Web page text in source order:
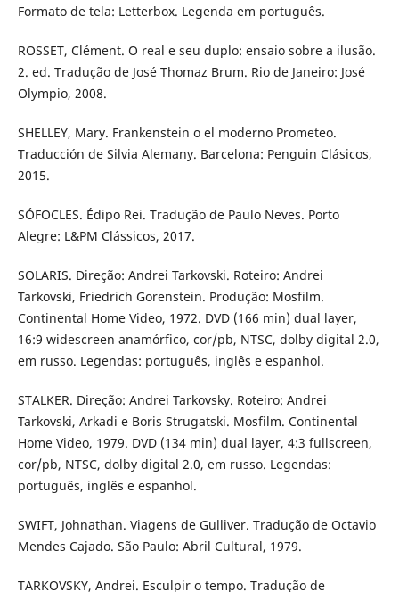
Formato de tela: Letterbox. Legenda em português.
ROSSET, Clément. O real e seu duplo: ensaio sobre a ilusão.
2. ed. Tradução de José Thomaz Brum. Rio de Janeiro: José
Olympio, 2008.
SHELLEY, Mary. Frankenstein o el moderno Prometeo.
Traducción de Silvia Alemany. Barcelona: Penguin Clásicos,
2015.
SÓFOCLES. Édipo Rei. Tradução de Paulo Neves. Porto
Alegre: L&PM Clássicos, 2017.
SOLARIS. Direção: Andrei Tarkovski. Roteiro: Andrei
Tarkovski, Friedrich Gorenstein. Produção: Mosfilm.
Continental Home Video, 1972. DVD (166 min) dual layer,
16:9 widescreen anamórfico, cor/pb, NTSC, dolby digital 2.0,
em russo. Legendas: português, inglês e espanhol.
STALKER. Direção: Andrei Tarkovsky. Roteiro: Andrei
Tarkovski, Arkadi e Boris Strugatski. Mosfilm. Continental
Home Video, 1979. DVD (134 min) dual layer, 4:3 fullscreen,
cor/pb, NTSC, dolby digital 2.0, em russo. Legendas:
português, inglês e espanhol.
SWIFT, Johnathan. Viagens de Gulliver. Tradução de Octavio
Mendes Cajado. São Paulo: Abril Cultural, 1979.
TARKOVSKY, Andrei. Esculpir o tempo. Tradução de